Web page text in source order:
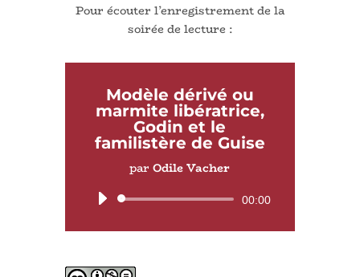
Pour écouter l’enregistrement de la
soirée de lecture :
Modèle dérivé ou
marmite libératrice,
Godin et le
familistère de Guise
parOdile Vacher
Lecteur
00:00